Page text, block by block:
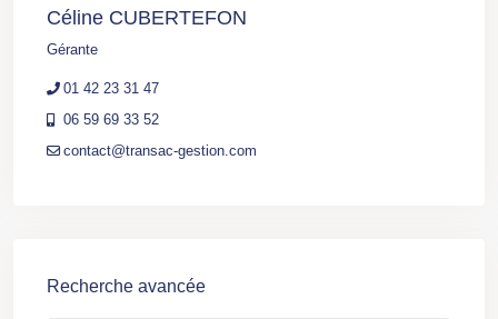
Céline CUBERTEFON
Gérante
01 42 23 31 47
06 59 69 33 52
contact@transac-gestion.com
Recherche avancée